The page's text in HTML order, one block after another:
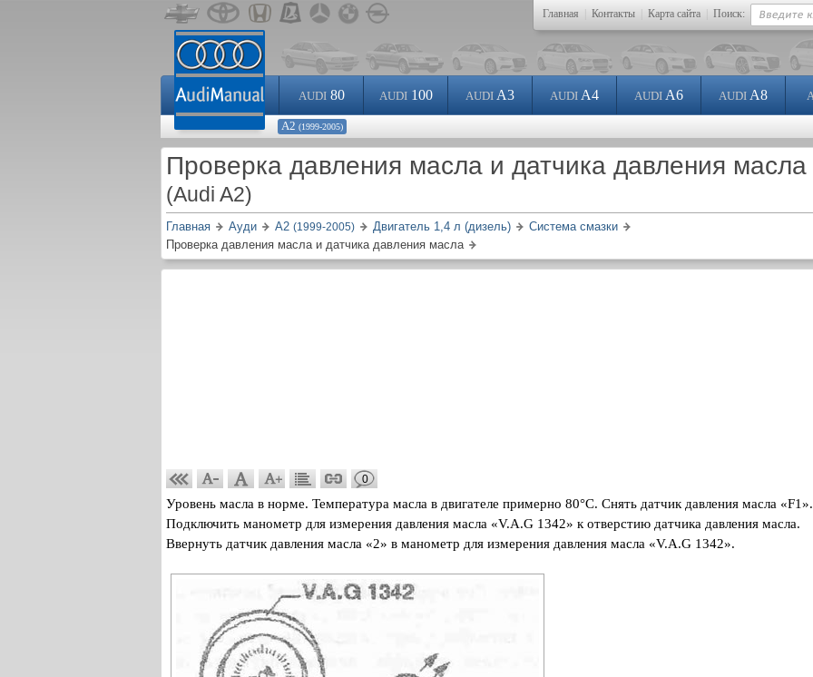
Главная Контакты Карта сайта Поиск:
AUDI80 AUDI100 AUDI A3 AUDI A4 AUDI A6 AUDI A8
А2 (1999-2005)
Проверка давления масла и датчика давления масла
(Audi A2)
Главная Ауди А2 (1999-2005) Двигатель 1,4 л (дизель)
Система смазки
Проверка давления масла и датчика давления масла
0
Уровень масла в норме. Температура масла в двигателе примерно 80°C. Снять датчик давления масла «F1».
Подключить манометр для измерения давления масла «V.A.G 1342» к отверстию датчика давления масла.
Ввернуть датчик давления масла «2» в манометр для измерения давления масла «V.A.G 1342».